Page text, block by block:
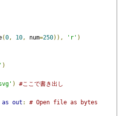
(0, 10, num=250)), 'r' )
)
)
#ここで書き出し
as out :
# Open file as bytes